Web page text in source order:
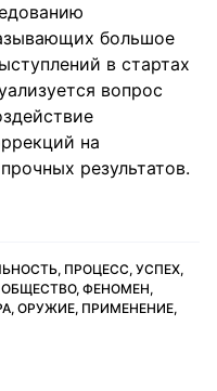
большое
в стартах
вопрос
на
результатов.
ПРОЦЕСС, УСПЕХ,
ОБЩЕСТВО, ФЕНОМЕН,
ОРУЖИЕ, ПРИМЕНЕНИЕ,